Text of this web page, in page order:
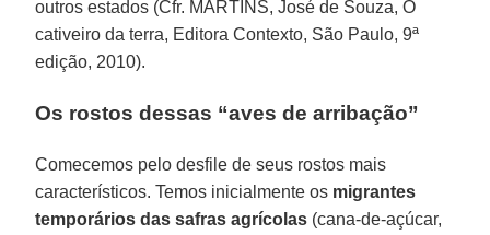
outros estados (Cfr. MARTINS, José de Souza, O
cativeiro da terra, Editora Contexto, São Paulo, 9ª
edição, 2010).
Os rostos dessas “aves de arribação”
Comecemos pelo desfile de seus rostos mais
característicos. Temos inicialmente os migrantes
temporários das safras agrícolas (cana-de-açúcar,